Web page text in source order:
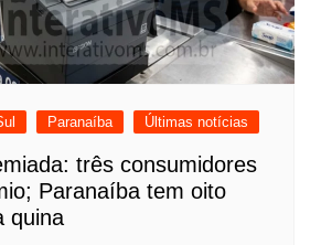
Paranaíba Últimas notícias
três consumidores
Paranaíba tem oito
quina